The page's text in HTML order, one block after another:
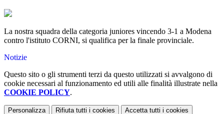
La nostra squadra della categoria juniores vincendo 3-1 a Modena
contro l'istituto CORNI, si qualifica per la finale provinciale.
Notizie
Questo sito o gli strumenti terzi da questo utilizzati si avvalgono di
cookie necessari al funzionamento ed utili alle finalità illustrate nella
COOKIE POLICY.
Personalizza Rifiuta tutti i cookies Accetta tutti i cookies